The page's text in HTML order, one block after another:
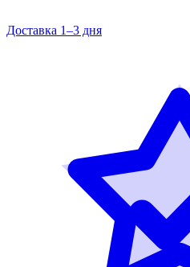
Доставка 1–3 дня